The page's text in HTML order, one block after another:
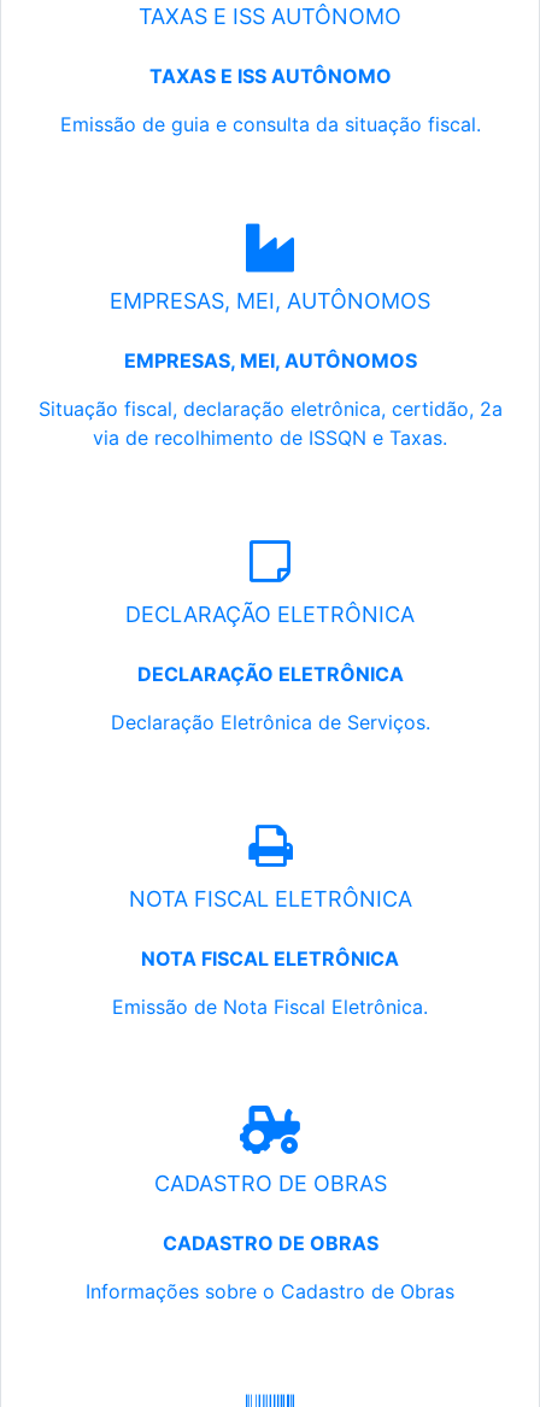
TAXAS E ISS AUTÔNOMO
TAXAS E ISS AUTÔNOMO
Emissão de guia e consulta da situação fiscal.
EMPRESAS, MEI, AUTÔNOMOS
EMPRESAS, MEI, AUTÔNOMOS
Situação fiscal, declaração eletrônica, certidão, 2a
via de recolhimento de ISSQN e Taxas.
DECLARAÇÃO ELETRÔNICA
DECLARAÇÃO ELETRÔNICA
Declaração Eletrônica de Serviços.
NOTA FISCAL ELETRÔNICA
NOTA FISCAL ELETRÔNICA
Emissão de Nota Fiscal Eletrônica.
CADASTRO DE OBRAS
CADASTRO DE OBRAS
Informações sobre o Cadastro de Obras